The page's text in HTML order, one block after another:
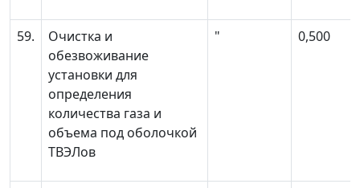
59.
Очистка и
обезвоживание
установки для
определения
количества газа и
объема под оболочкой
ТВЭЛов
" 0,500